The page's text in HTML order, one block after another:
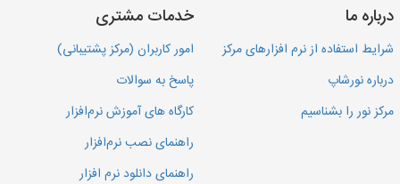
درباره ما
شرایط استفاده از نرم افزارهای مرکز
درباره نورشاپ
مرکز نور را بشناسیم
خدمات مشتری
امور کاربران (مرکز پشتیبانی)
پاسخ به سوالات
کارگاه های آموزش نرم‌افزار
راهنمای نصب نرم‌افزار
راهنمای دانلود نرم افزار